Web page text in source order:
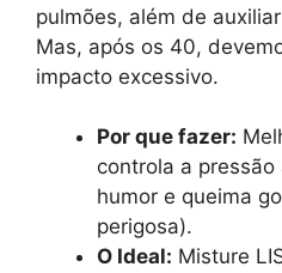
pulmões, além de
Mas, após os 40,
impacto excessivo.
Por que fazer:
controla a
humor e queima
perigosa).
O Ideal: Misture